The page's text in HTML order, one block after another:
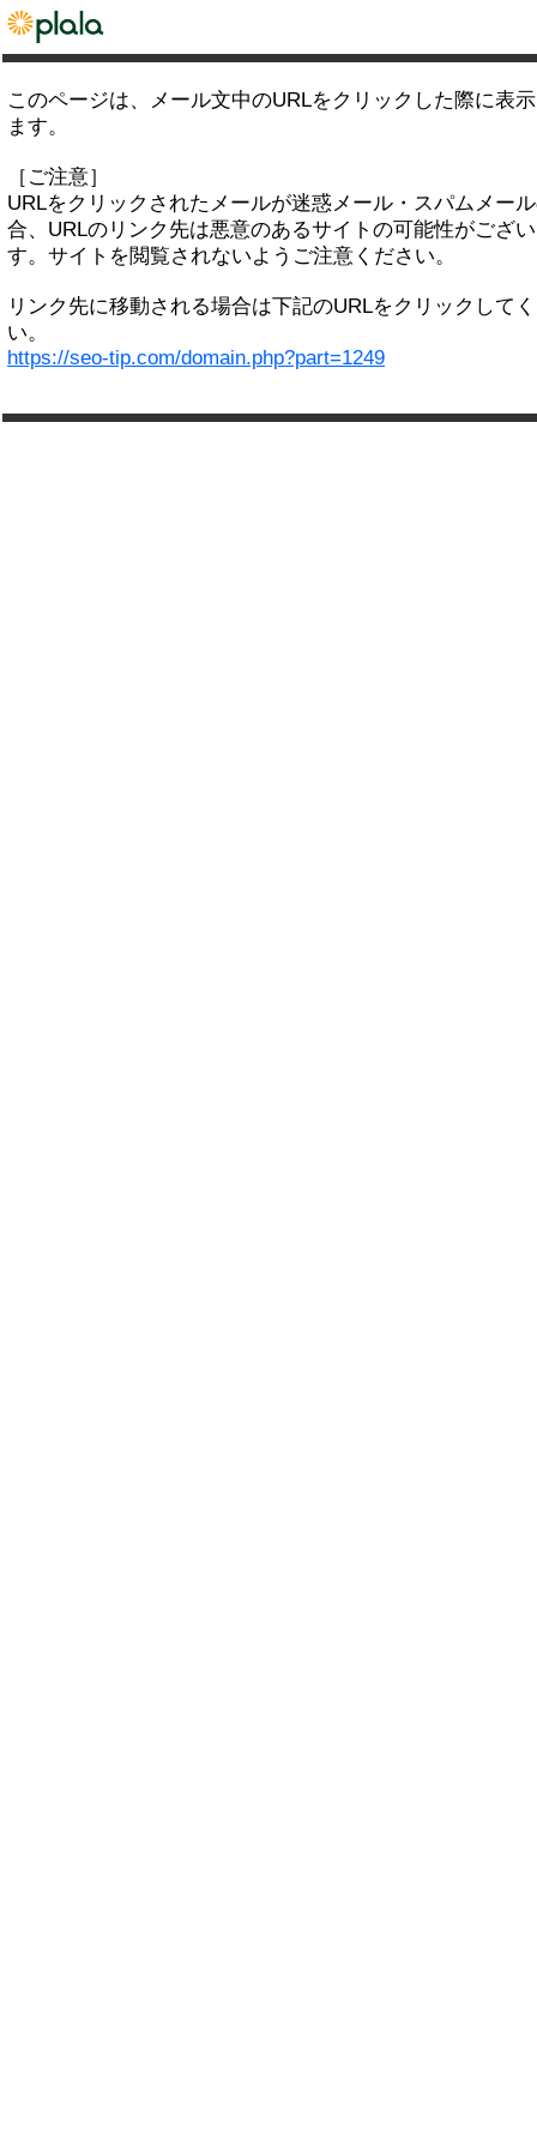
このページは、メール文中のURLをクリックした際に表
ます。
［ご注意］
URLをクリックされたメールが迷惑メール・スパムメー
合、URLのリンク先は悪意のあるサイトの可能性がござ
す。サイトを閲覧されないようご注意ください。
リンク先に移動される場合は下記のURLをクリックして
い。
https://seo-tip.com/domain.php?part=1249